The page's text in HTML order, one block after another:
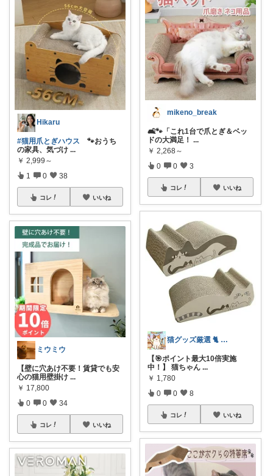
Hikaru
#猫用爪とぎハウス 🐾おうち
の家具、気づけ ...
￥ 2,999～
1 0 38
コレ いいね
ミウミウ
【壁に穴あけ不要！賃貸でも安
心の猫用壁掛け ...
￥ 17,800
0 0 34
コレ いいね
mikeno_break
🛋️🐾「これ1台で爪とぎ＆ベッ
ドの大満足！ ...
￥ 2,268～
0 0 3
コレ いいね
猫グッズ厳選 🐈 にゃん具市場 🌈
【🎯ポイント最大10倍実施
中！】 猫ちゃん ...
￥ 1,780
0 0 8
コレ いいね